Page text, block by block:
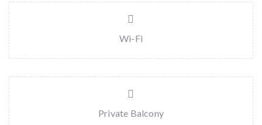
Wi-Fi
Private Balcony